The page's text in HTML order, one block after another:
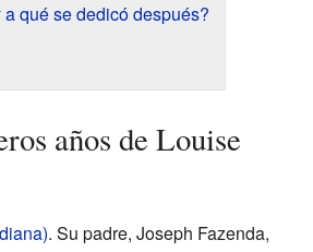
qué se dedicó después?
años de Louise
. Su padre, Joseph Fazenda,